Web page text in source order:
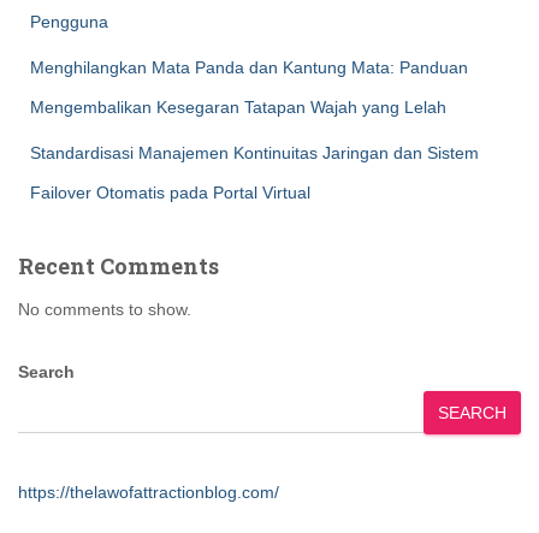
Pengguna
Menghilangkan Mata Panda dan Kantung Mata: Panduan
Mengembalikan Kesegaran Tatapan Wajah yang Lelah
Standardisasi Manajemen Kontinuitas Jaringan dan Sistem
Failover Otomatis pada Portal Virtual
Recent Comments
No comments to show.
Search
SEARCH
https://thelawofattractionblog.com/